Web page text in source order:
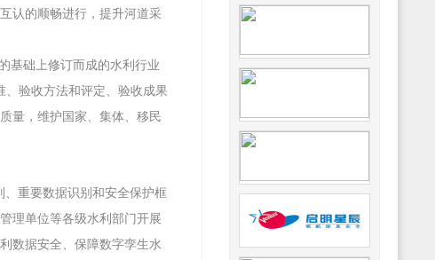
认的顺畅进行，提升河道采
基础上修订而成的水利行业
、验收方法和评定、验收成果
量，维护国家、集体、移民
、重要数据识别和安全保护框
理单位等各级水利部门开展
数据安全、保障数字孪生水